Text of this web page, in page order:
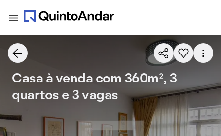
Casa à venda com 360m², 3
quartos e 3 vagas